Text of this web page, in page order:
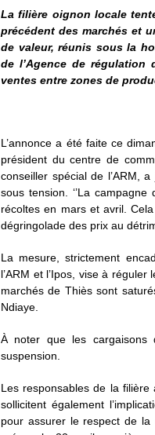
La filière oignon locale
précédent des marchés et
de valeur, réunis sous la
de l’Agence de régulation
ventes entre zones de
L’annonce a été faite ce
président du centre de
conseiller spécial de l’ARM,
sous tension. ‘’La
récoltes en mars et avril.
dégringolade des prix au
La mesure, strictement
l’ARM et l’Ipos, vise à
marchés de Thiès sont
Ndiaye.
À noter que les cargaisons
suspension.
Les responsables de la
sollicitent également
pour assurer le respect de la